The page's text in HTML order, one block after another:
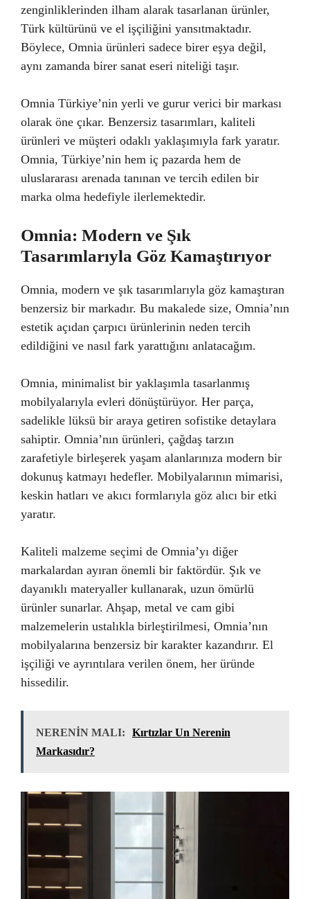
zenginliklerinden ilham alarak tasarlanan ürünler,
Türk kültürünü ve el işçiliğini yansıtmaktadır.
Böylece, Omnia ürünleri sadece birer eşya değil,
aynı zamanda birer sanat eseri niteliği taşır.
Omnia Türkiye’nin yerli ve gurur verici bir markası
olarak öne çıkar. Benzersiz tasarımları, kaliteli
ürünleri ve müşteri odaklı yaklaşımıyla fark yaratır.
Omnia, Türkiye’nin hem iç pazarda hem de
uluslararası arenada tanınan ve tercih edilen bir
marka olma hedefiyle ilerlemektedir.
Omnia: Modern ve Şık
Tasarımlarıyla Göz Kamaştırıyor
Omnia, modern ve şık tasarımlarıyla göz kamaştıran
benzersiz bir markadır. Bu makalede size, Omnia’nın
estetik açıdan çarpıcı ürünlerinin neden tercih
edildiğini ve nasıl fark yarattığını anlatacağım.
Omnia, minimalist bir yaklaşımla tasarlanmış
mobilyalarıyla evleri dönüştürüyor. Her parça,
sadelikle lüksü bir araya getiren sofistike detaylara
sahiptir. Omnia’nın ürünleri, çağdaş tarzın
zarafetiyle birleşerek yaşam alanlarınıza modern bir
dokunuş katmayı hedefler. Mobilyalarının mimarisi,
keskin hatları ve akıcı formlarıyla göz alıcı bir etki
yaratır.
Kaliteli malzeme seçimi de Omnia’yı diğer
markalardan ayıran önemli bir faktördür. Şık ve
dayanıklı materyaller kullanarak, uzun ömürlü
ürünler sunarlar. Ahşap, metal ve cam gibi
malzemelerin ustalıkla birleştirilmesi, Omnia’nın
mobilyalarına benzersiz bir karakter kazandırır. El
işçiliği ve ayrıntılara verilen önem, her üründe
hissedilir.
NERENİN MALI:
Kırtızlar Un Nerenin
Markasıdır?